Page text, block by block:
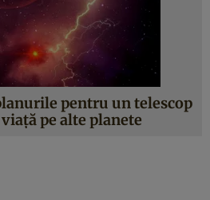
pentru un telescop
pe alte planete